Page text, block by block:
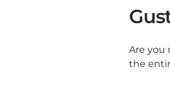
Are you
the